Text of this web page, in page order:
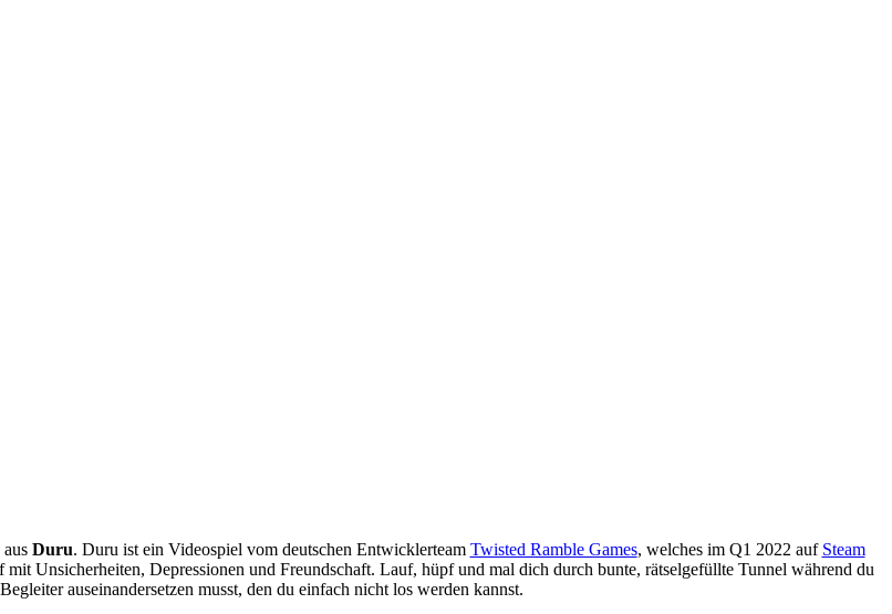
Duru. Duru ist ein Videospiel vom deutschen Entwicklerteam Twisted Ramble Games, welches im Q1 2022 auf Steam
Unsicherheiten, Depressionen und Freundschaft. Lauf, hüpf und mal dich durch bunte, rätselgefüllte Tunnel während du
auseinandersetzen musst, den du einfach nicht los werden kannst.